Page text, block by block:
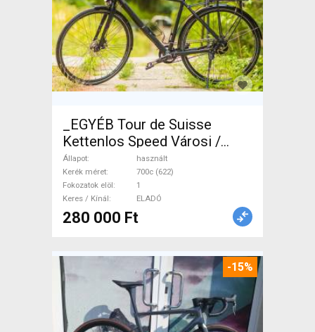
_EGYÉB Tour de Suisse
Kettenlos Speed Városi /
Cruiser tárcsafék használt
ELADÓ
Állapot
használt
Kerék méret
700c (622)
Fokozatok elöl
1
Keres / Kínál
ELADÓ
280 000 Ft
-15%